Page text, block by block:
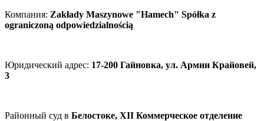
Компания: Zakłady Maszynowe "Hamech" Spółka z
ograniczoną odpowiedzialnością
Юридический адрес: 17-200 Гайновка, ул. Армии Крайовей,
3
Районный суд в Белостоке, XII Коммерческое отделение